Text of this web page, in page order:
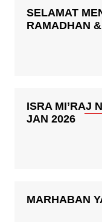
SELAMAT
RAMADHAN
ISRA MI’RAJ
JAN 2026
MARHABAN